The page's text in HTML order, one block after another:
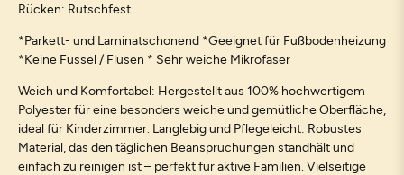
Rücken: Rutschfest
*Parkett- und Laminatschonend *Geeignet für Fußbodenheizung
*Keine Fussel / Flusen * Sehr weiche Mikrofaser
Weich und Komfortabel: Hergestellt aus 100% hochwertigem
Polyester für eine besonders weiche und gemütliche Oberfläche,
ideal für Kinderzimmer. Langlebig und Pflegeleicht: Robustes
Material, das den täglichen Beanspruchungen standhält und
einfach zu reinigen ist – perfekt für aktive Familien. Vielseitige